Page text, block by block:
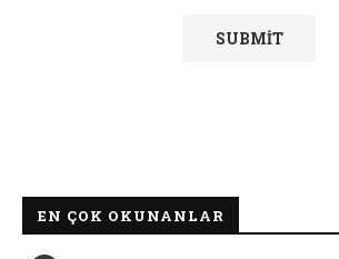
EN ÇOK OKUNANLAR